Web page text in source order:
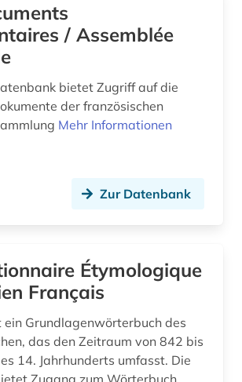
italienisch (2)
josephinische landesaufnahme (1)
judenvernichtung (1)
klassische philologie (1)
/ Assemblée
bietet Zugriff auf die
der französischen
Mehr Informationen
Zur Datenbank
Étymologique
Français
ein Grundlagenwörterbuch des
das den Zeitraum von 842 bis
14. Jahrhunderts umfasst. Die